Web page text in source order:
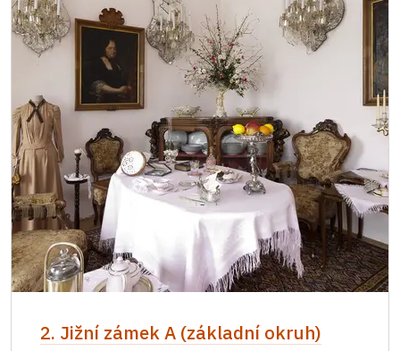
2. Jižní zámek A (základní okruh)